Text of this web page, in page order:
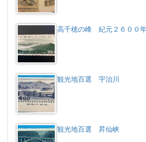
高千穂の峰 紀元２６００
観光地百選 宇治川
観光地百選 昇仙峡